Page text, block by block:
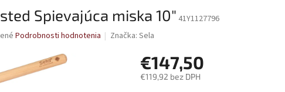
Spievajúca miska 10" 41Y1127796
Podrobnosti hodnotenia Značka:Sela
€147,50
€119,92 bez DPH